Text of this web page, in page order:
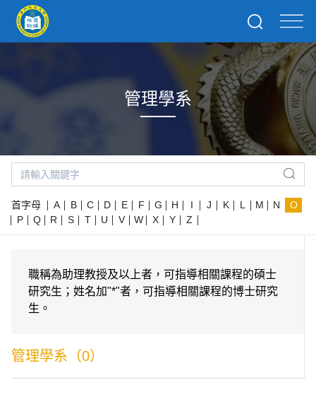
管理學系
首字母 A B C D E F G H I J K L M N
O
P
Q R S T U V W X Y Z
職稱為助理教授及以上者，可指導相關課程的碩士
研究生；姓名加"*"者，可指導相關課程的博士研究
生。
管理學系（0）